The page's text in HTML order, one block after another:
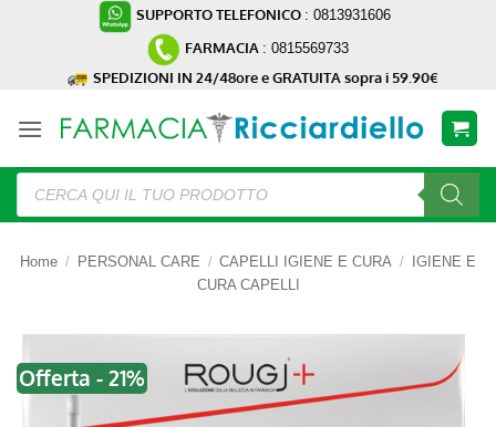
SUPPORTO TELEFONICO : 0813931606
FARMACIA : 0815569733
SPEDIZIONI IN 24/48ore e GRATUITA sopra i 59.90€
Ricerca
prodotti
Home / PERSONAL CARE / CAPELLI IGIENE E CURA /
IGIENE E
CURA CAPELLI
Offerta - 21%